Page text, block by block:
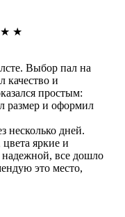
★ ★
Выбор пал на
качество и
простым:
размер и оформил
несколько дней.
яркие и
все дошло
это место,